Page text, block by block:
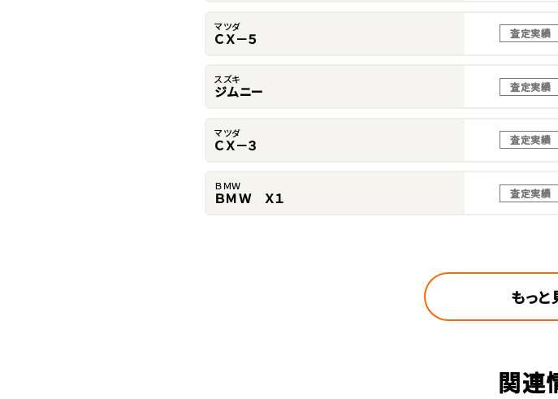
マツダ
ＣＸ－５ 査定実績
スズキ
ジムニー 査定実績
マツダ
ＣＸ－３ 査定実績
ＢＭＷ
ＢＭＷ Ｘ１ 査定実績
もっと
関連